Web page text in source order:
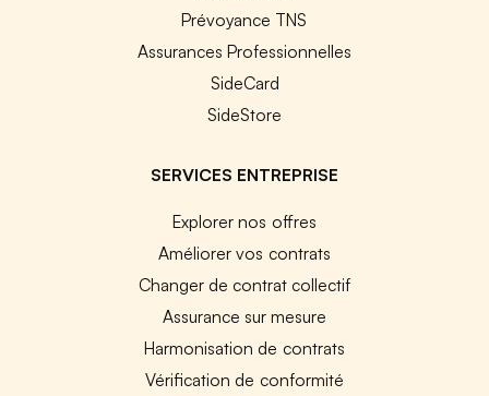
Prévoyance TNS
Assurances Professionnelles
SideCard
SideStore
SERVICES ENTREPRISE
Explorer nos offres
Améliorer vos contrats
Changer de contrat collectif
Assurance sur mesure
Harmonisation de contrats
Vérification de conformité